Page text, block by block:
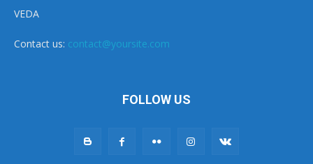
VEDA
Contact us: contact@yoursite.com
FOLLOW US